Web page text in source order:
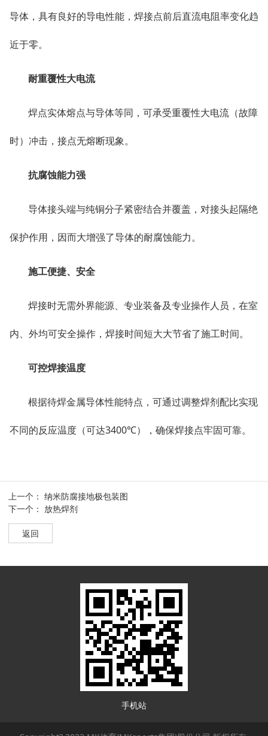
导体，具有良好的导电性能，焊接点前后直流电阻率变化趋
近于零。
耐重覆性大电流
焊点实体熔点与导体等同，可承受重覆性大电流（故障
时）冲击，接点无熔断现象。
抗腐蚀能力强
导体接头端与纯铜分子紧密结合并覆盖，对接头起隔绝
保护作用，因而大增强了导体的耐腐蚀能力。
施工便捷、安全
焊接时无需外界能源、专业装备及专业操作人员，在室
内、外均可安全操作，焊接时间短大大节省了施工时间。
可控焊接温度
根据待焊金属导体性能特点，可通过调整焊剂配比实现
不同的反应温度（可达3400℃），确保焊接点牢固可靠。
上一个：纳米防腐接地极包装图
下一个： 放热焊剂
返回
手机站